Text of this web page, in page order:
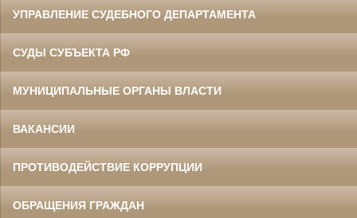
УПРАВЛЕНИЕ СУДЕБНОГО ДЕПАРТАМЕНТА
СУДЫ СУБЪЕКТА РФ
МУНИЦИПАЛЬНЫЕ ОРГАНЫ ВЛАСТИ
ВАКАНСИИ
ПРОТИВОДЕЙСТВИЕ КОРРУПЦИИ
ОБРАЩЕНИЯ ГРАЖДАН